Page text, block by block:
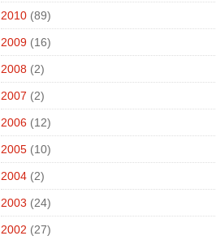
2010 (89)
2009 (16)
2008 (2)
2007 (2)
2006 (12)
2005 (10)
2004 (2)
2003 (24)
2002 (27)